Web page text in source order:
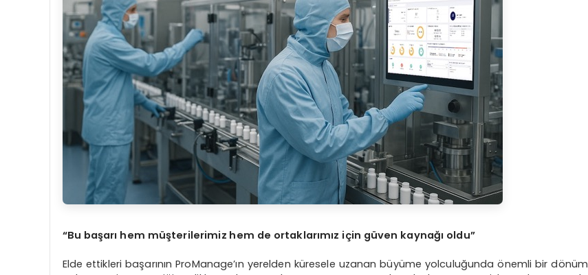
“Bu başarı hem müşterilerimiz hem de ortaklarımız için güven kaynağı oldu”
Elde ettikleri başarının ProManage’ın yerelden küresele uzanan büyüme yolculuğunda önemli bir dönüm